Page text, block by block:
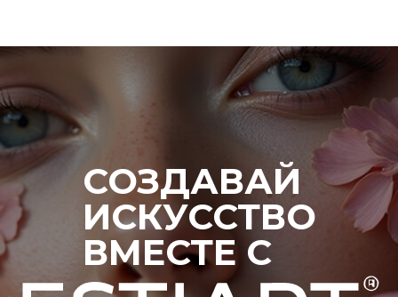
СОЗДАВАЙ
ИСКУССТВО
ВМЕСТЕ С